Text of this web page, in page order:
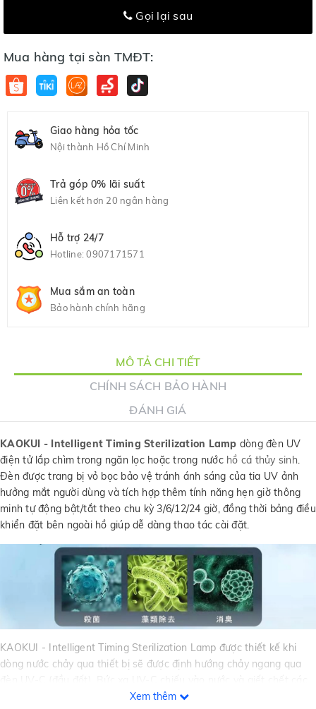
Gọi lại sau
Mua hàng tại sàn TMĐT:
Giao hàng hỏa tốc
Nội thành Hồ Chí Minh
Trả góp 0% lãi suất
Liên kết hơn 20 ngân hàng
Hỗ trợ 24/7
Hotline:0907171571
Mua sắm an toàn
Bảo hành chính hãng
MÔ TẢ CHI TIẾT
CHÍNH SÁCH BẢO HÀNH
ĐÁNH GIÁ
KAOKUI - Intelligent Timing Sterilization Lamp dòng đèn UV
điện tử lắp chìm trong ngăn lọc hoặc trong nước hồ cá thủy sinh.
Đèn được trang bị vỏ bọc bảo vệ tránh ánh sáng của tia UV ảnh
hưởng mắt người dùng và tích hợp thêm tính năng hẹn giờ thông
minh tự động bật/tắt theo chu kỳ 3/6/12/24 giờ, đồng thời bảng điều
khiển đặt bên ngoài hồ giúp dễ dàng thao tác cài đặt.
KAOKUI - Intelligent Timing Sterilization Lamp được thiết kế khi
dòng nước chảy qua thiết bị sẽ được định hướng chảy ngang qua
vi sinh vật, ký sinh trùng gây bệnh, bào tử tảo và các sinh vật nhỏ
Xem thêm